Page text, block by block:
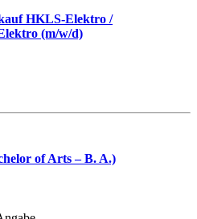
HKLS-Elektro /
(m/w/d)
of Arts – B. A.)